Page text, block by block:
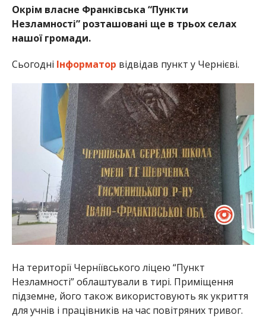
Окрім власне Франківська “Пункти
Незламності” розташовані ще в трьох селах
нашої громади.
Сьогодні Інформатор відвідав пункт у Чернієві.
На території Черніївського ліцею “Пункт
Незламності” облаштували в тирі. Приміщення
підземне, його також використовують як укриття
для учнів і працівників на час повітряних тривог.